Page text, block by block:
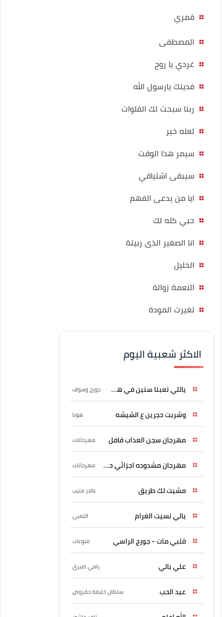
قمري
المصطفى
غردي يا روح
فديتك يارسول الله
ربنا سبحت لك الفلوات
لعله خير
سيمر هذا الوقت
سيبقى اشتياقي
ايا من يدعى الفهم
حبي كله لك
انا الصغير الذى ربيتة
الخليل
النعمة زوالة
تغيرت المودة
الاكثر شعبية اليوم
ياللي تعبنا سنين في هواه جورج وسوف
وشربت حجرين ع الشيشه هوبا
مهرجان سجن العذاب قافل مهرجانات
مهرجان مشدوده اجزائي حربونى مهرجانات
مشيت لك طريق عامر منيب
يالي نسيت الغرام اللمبي
قلبي مات - جورج الراسي منوعات
علي بالي رامي صبري
عيد الحب سلطان خليفة حقروص